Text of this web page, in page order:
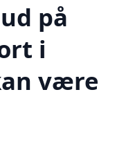
på
i
være